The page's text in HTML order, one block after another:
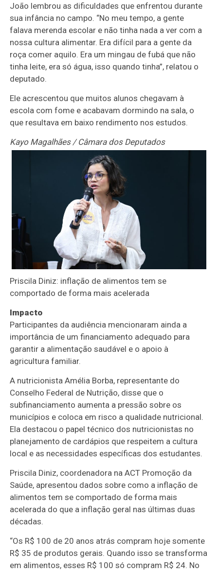
João lembrou as dificuldades que enfrentou durante
sua infância no campo. “No meu tempo, a gente
falava merenda escolar e não tinha nada a ver com a
nossa cultura alimentar. Era difícil para a gente da
roça comer aquilo. Era um mingau de fubá que não
tinha leite, era só água, isso quando tinha”, relatou o
deputado.
Ele acrescentou que muitos alunos chegavam à
escola com fome e acabavam dormindo na sala, o
que resultava em baixo rendimento nos estudos.
Kayo Magalhães / Câmara dos Deputados
Priscila Diniz: inflação de alimentos tem se
comportado de forma mais acelerada
Impacto
Participantes da audiência mencionaram ainda a
importância de um financiamento adequado para
garantir a alimentação saudável e o apoio à
agricultura familiar.
A nutricionista Amélia Borba, representante do
Conselho Federal de Nutrição, disse que o
subfinanciamento aumenta a pressão sobre os
municípios e coloca em risco a qualidade nutricional.
Ela destacou o papel técnico dos nutricionistas no
planejamento de cardápios que respeitem a cultura
local e as necessidades específicas dos estudantes.
Priscila Diniz, coordenadora na ACT Promoção da
Saúde, apresentou dados sobre como a inflação de
alimentos tem se comportado de forma mais
acelerada do que a inflação geral nas últimas duas
décadas.
“Os R$ 100 de 20 anos atrás compram hoje somente
R$ 35 de produtos gerais. Quando isso se transforma
em alimentos, esses R$ 100 só compram R$ 24. No